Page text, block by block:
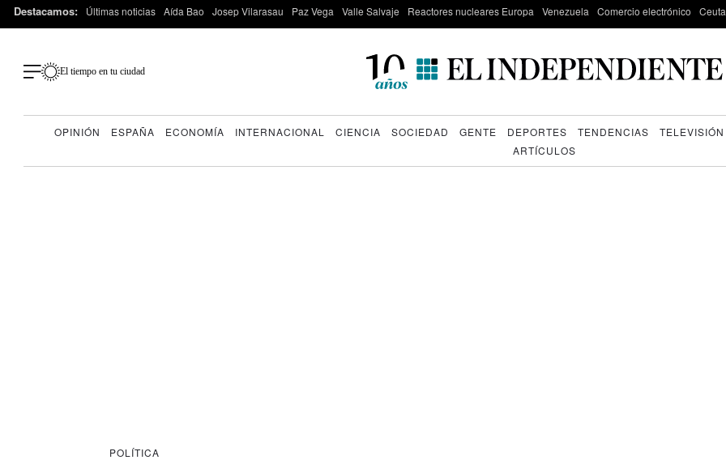
Destacamos: Últimas noticias Aída Bao Josep Vilarasau Paz Vega Valle Salvaje Reactores nucleares Europa Venezuela Comercio electrónico Ceuta
El tiempo en tu ciudad
OPINIÓN ESPAÑA ECONOMÍA INTERNACIONAL CIENCIA SOCIEDAD GENTE DEPORTES TENDENCIAS TELEVISIÓN
ARTÍCULOS
POLÍTICA